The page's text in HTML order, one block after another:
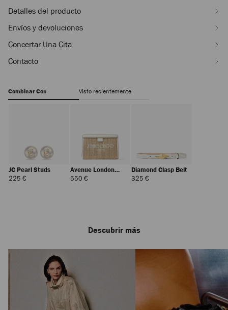
Detalles del producto
Envíos y devoluciones
Concertar Una Cita
Contacto
Combinar Con Visto recientemente
JC Pearl Studs
225 €
Avenue London
Pouch
550 €Precio
Regular
Diamond Clasp Belt
325 €
JC Multi Pearl Ring
Regular
Descubrir más